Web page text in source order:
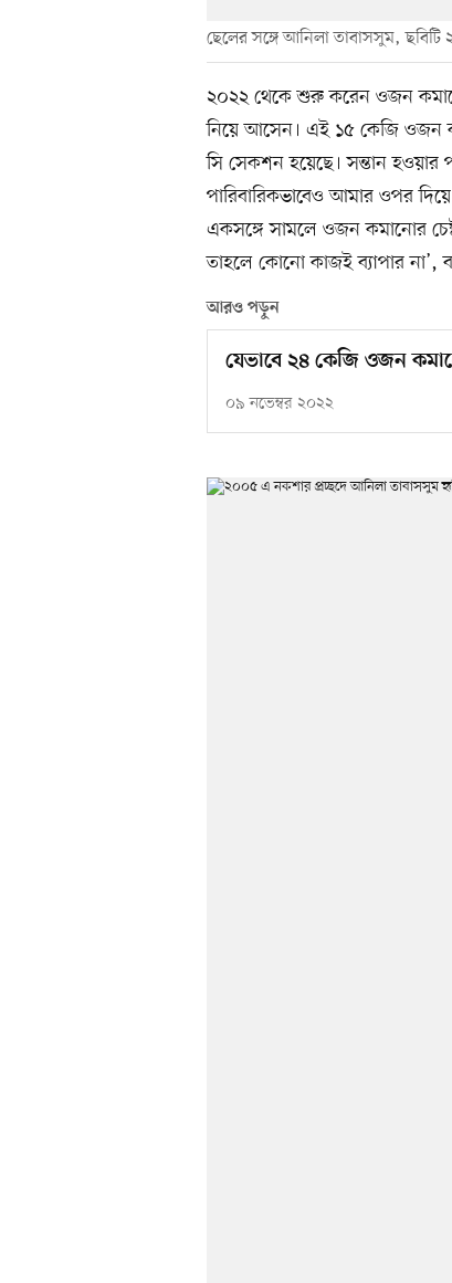
ছেলের সঙ্গে আনিলা তাবাসসুম, ছবিটি
২০২২ থেকে শুরু করেন ওজন
নিয়ে আসেন। এই ১৫ কেজি ওজন
সি সেকশন হয়েছে। সন্তান হওয়ার
পারিবারিকভাবেও আমার ওপর
একসঙ্গে সামলে ওজন কমানোর
তাহলে কোনো কাজই ব্যাপার না’,
আরও পড়ুন
যেভাবে ২৪ কেজি ওজন
০৯ নভেম্বর ২০২২